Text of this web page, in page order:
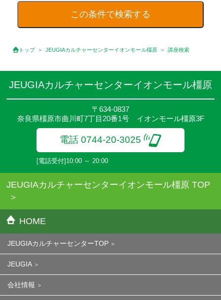
トップ JEUGIAカルチャーセンターイオンモール橿原 講座検索
JEUGIAカルチャーセンターイオンモール橿原
〒634-0837
奈良県橿原市曲川町7丁目20番1号 イオンモール橿原3F
電話 0744-20-3025
[電話受付]10:00 ～ 20:00
JEUGIAカルチャーセンターイオンモール橿原 TOP
HOME
JEUGIAカルチャーセンターTOP
JEUGIA
会社情報